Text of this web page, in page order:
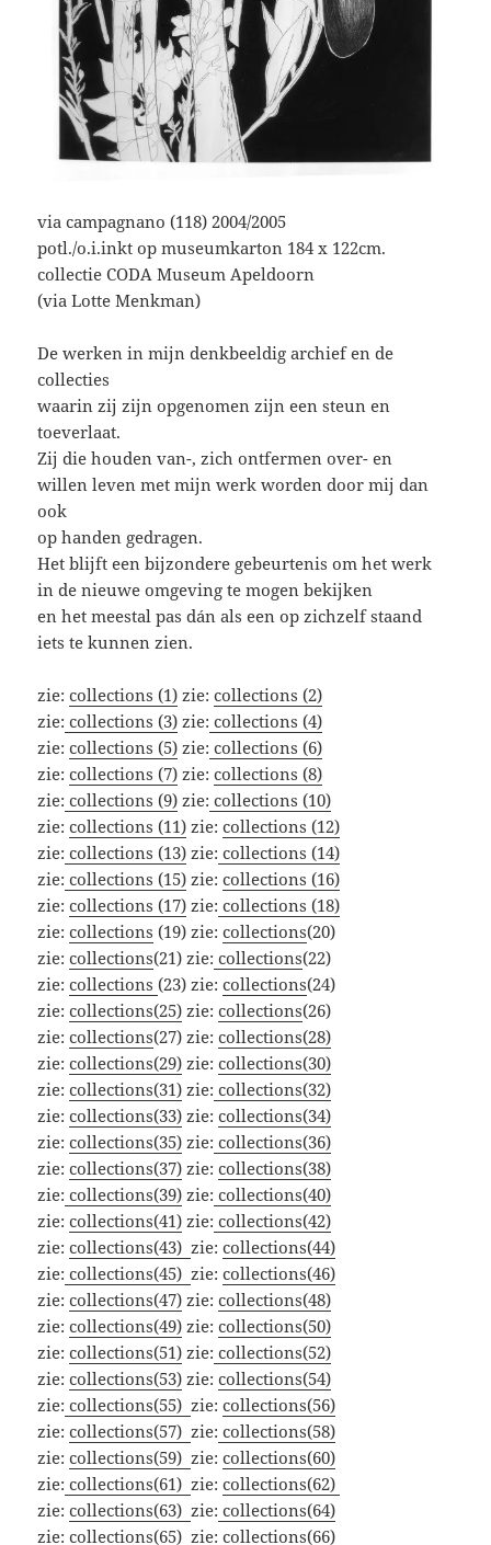
via campagnano (118) 2004/2005
potl./o.i.inkt op museumkarton 184 x 122cm.
collectie CODA Museum Apeldoorn
(via Lotte Menkman)
De werken in mijn denkbeeldig archief en de
collecties
waarin zij zijn opgenomen zijn een steun en
toeverlaat.
Zij die houden van-, zich ontfermen over- en
willen leven met mijn werk worden door mij dan
ook
op handen gedragen.
Het blijft een bijzondere gebeurtenis om het werk
in de nieuwe omgeving te mogen bekijken
en het meestal pas dán als een op zichzelf staand
iets te kunnen zien.
zie:collections (1) zie:collections (2)
zie: collections (3) zie: collections (4)
zie:collections (5) zie: collections (6)
zie:collections (7) zie:collections (8)
zie: collections (9) zie: collections (10)
zie:collections (11) zie:collections (12)
zie: collections (13) zie: collections (14)
zie: collections (15) zie:collections (16)
zie:collections (17) zie: collections (18)
zie:collections (19) zie:collections(20)
zie:collections(21) zie: collections(22)
zie:collections(23) zie:collections(24)
zie:collections(25) zie:collections(26)
zie:collections(27) zie:collections(28)
zie:collections(29) zie:collections(30)
zie:collections(31) zie: collections(32)
zie:collections(33) zie:collections(34)
zie:collections(35) zie: collections(36)
zie:collections(37) zie:collections(38)
zie: collections(39) zie: collections(40)
zie:collections(41) zie: collections(42)
zie:collections(43)zie:collections(44)
zie: collections(45)zie:collections(46)
zie:collections(47) zie:collections(48)
zie:collections(49) zie:collections(50)
zie:collections(51) zie: collections(52)
zie:collections(53) zie:collections(54)
zie: collections(55)zie:collections(56)
zie:collections(57)zie: collections(58)
zie:collections(59)zie:collections(60)
zie: collections(61)zie:collections(62)
zie:collections(63)zie: collections(64)
zie:collections(65)zie:collections(66)